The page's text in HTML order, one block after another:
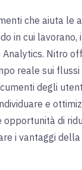
che aiuta le
in cui lavorano,
Analytics. Nitro
reale sui
degli
e
opportunità di
i vantaggi